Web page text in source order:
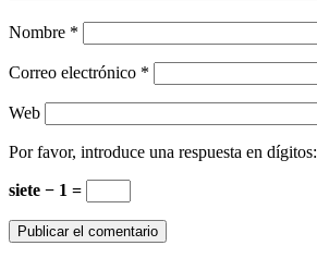
Nombre *
Correo electrónico *
Web
Por favor, introduce una respuesta en dígitos:
siete − 1 =